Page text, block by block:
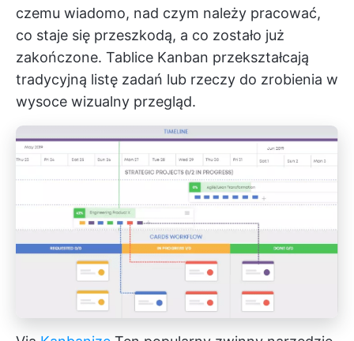
czemu wiadomo, nad czym należy pracować,
co staje się przeszkodą, a co zostało już
zakończone. Tablice Kanban przekształcają
tradycyjną listę zadań lub rzeczy do zrobienia w
wysoce wizualny przegląd.